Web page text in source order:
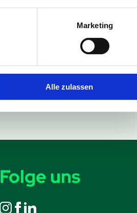
Marketing
Alle zulassen
Folge uns